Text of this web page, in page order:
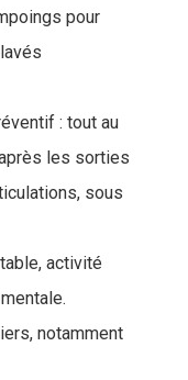
pour
: tout au
les sorties
sous
activité
notamment